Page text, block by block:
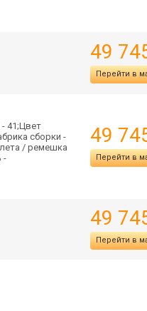
49
Перейти в
41;Цвет
сборки -
/ ремешка
-
49
Перейти в
49
Перейти в